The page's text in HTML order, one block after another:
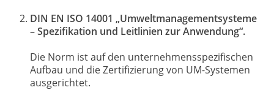
DIN EN ISO 14001 „Umweltmanagementsysteme
– Spezifikation und Leitlinien zur Anwendung“.
Die Norm ist auf den unternehmensspezifischen
Aufbau und die Zertifizierung von UM-Systemen
ausgerichtet.